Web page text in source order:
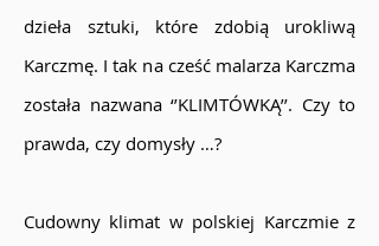
dzieła sztuki, które zdobią urokliwą
Karczmę. I tak na cześć malarza Karczma
została nazwana ‘’KLIMTÓWKĄ’’. Czy to
prawda, czy domysły …?
Cudowny klimat w polskiej Karczmie z